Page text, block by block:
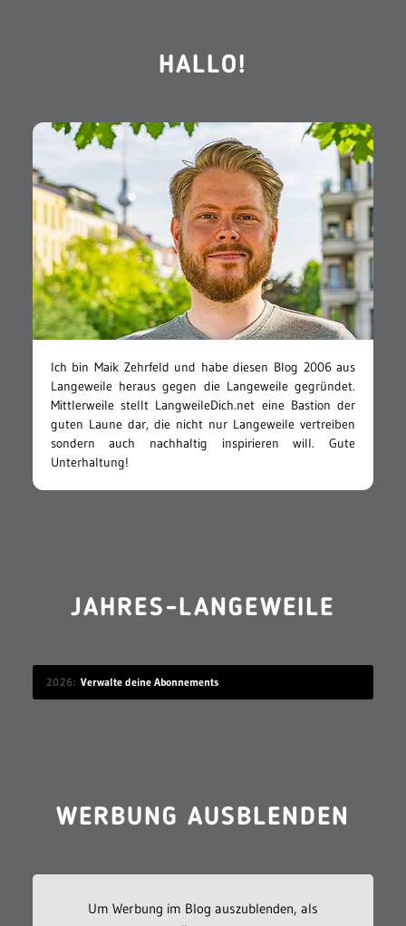
HALLO!
Ich bin Maik Zehrfeld und habe diesen Blog 2006 aus
Langeweile heraus gegen die Langeweile gegründet.
Mittlerweile stellt LangweileDich.net eine Bastion der
guten Laune dar, die nicht nur Langeweile vertreiben
sondern auch nachhaltig inspirieren will. Gute
Unterhaltung!
JAHRES-LANGEWEILE
2026 Verwalte deine Abonnements
WERBUNG AUSBLENDEN
Um Werbung im Blog auszublenden, als